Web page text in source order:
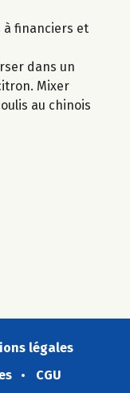
à financiers et
dans un
Mixer
au chinois
légales
CGU